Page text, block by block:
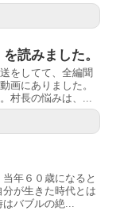
読みました。
をしてて、全編聞
画にありました。
村長の悩みは、...
年６０歳になると
が生きた時代とは
バブルの絶...